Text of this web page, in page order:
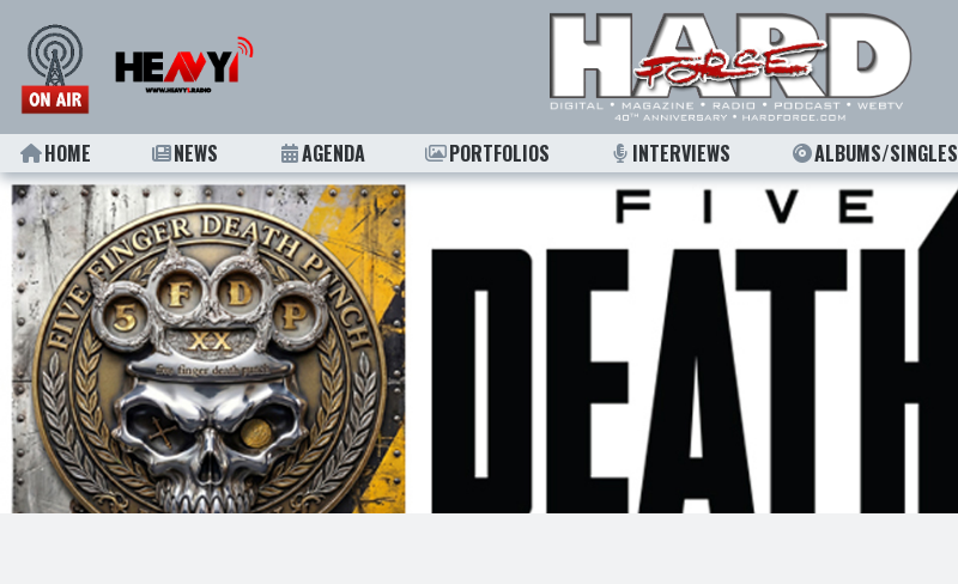
HOME NEWS AGENDA PORTFOLIOS INTERVIEWS ALBUMS/SINGLES